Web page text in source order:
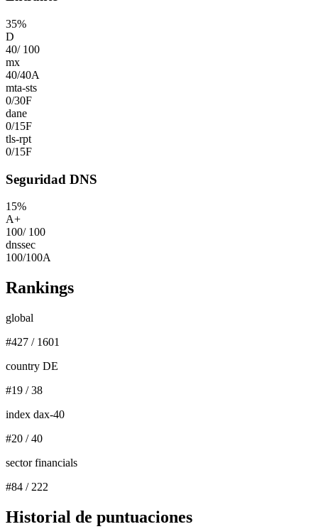
35%
D
40/ 100
mx
40/40A
mta-sts
0/30F
dane
0/15F
tls-rpt
0/15F
Seguridad DNS
15%
A+
100/ 100
dnssec
100/100A
Rankings
global
#427 / 1601
country DE
#19 /38
index dax-40
#20 /40
sector financials
#84 / 222
Historial de puntuaciones